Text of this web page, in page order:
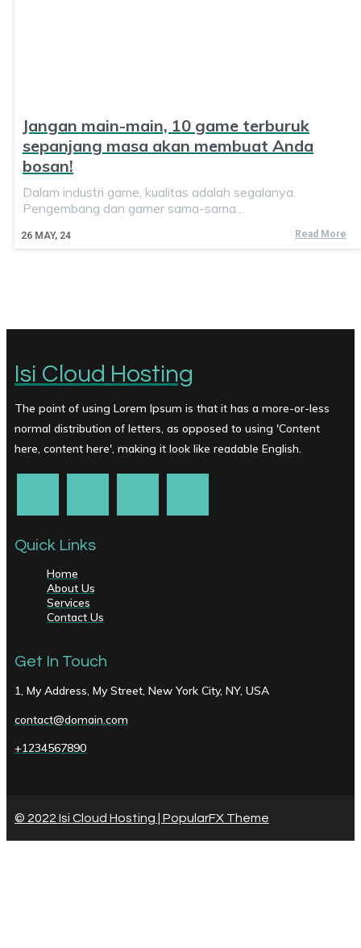
Jangan main-main, 10 game terburuk
sepanjang masa akan membuat Anda
bosan!
26 MAY, 24
Dalam industri game, kualitas adalah segalanya.
Pengembang dan gamer sama-sama…
Read More
Isi Cloud Hosting
The point of using Lorem Ipsum is that it has a more-or-less
normal distribution of letters, as opposed to using 'Content
here, content here', making it look like readable English.
Quick Links
Home
About Us
Services
Contact Us
Get In Touch
1, My Address, My Street, New York City, NY, USA
contact@domain.com
+1234567890
© 2022 Isi Cloud Hosting | PopularFX Theme